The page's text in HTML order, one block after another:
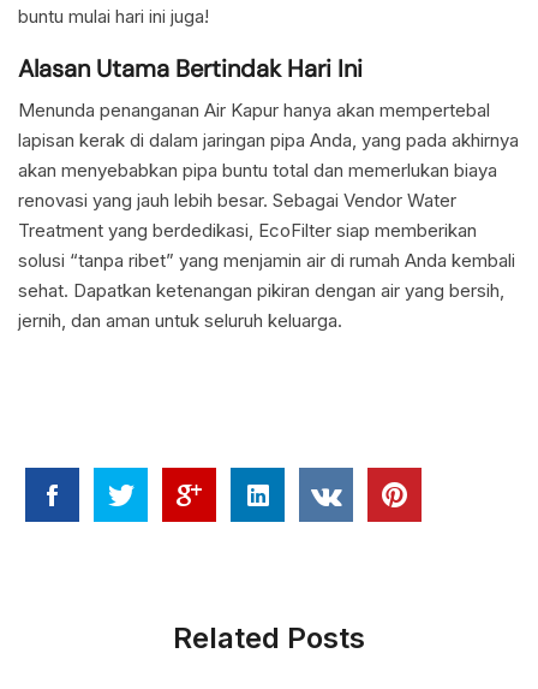
buntu mulai hari ini juga!
Alasan Utama Bertindak Hari Ini
Menunda penanganan Air Kapur hanya akan mempertebal
lapisan kerak di dalam jaringan pipa Anda, yang pada akhirnya
akan menyebabkan pipa buntu total dan memerlukan biaya
renovasi yang jauh lebih besar. Sebagai Vendor Water
Treatment yang berdedikasi, EcoFilter siap memberikan
solusi “tanpa ribet” yang menjamin air di rumah Anda kembali
sehat. Dapatkan ketenangan pikiran dengan air yang bersih,
jernih, dan aman untuk seluruh keluarga.
Related Posts